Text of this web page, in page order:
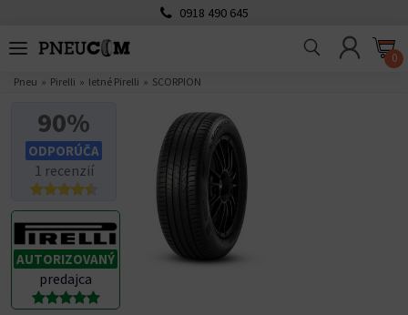
0918 490 645
0
Pneu Pirelli letné Pirelli SCORPION
90%
ODPORÚČA
1 recenzií
AUTORIZOVANÝ
predajca